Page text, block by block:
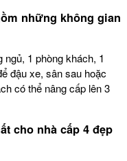
những không gian
1 phòng khách, 1
đậu xe, sân sau hoặc
có thể nâng cấp lên 3
cho nhà cấp 4 đẹp